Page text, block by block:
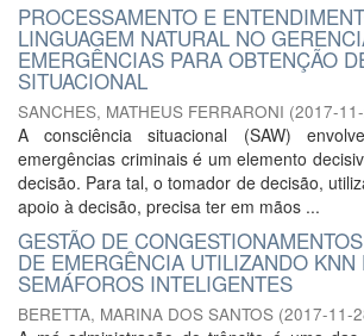
PROCESSAMENTO E
LINGUAGEM NATURAL NO
EMERGÊNCIAS PARA OBTENÇÃO
SITUACIONAL
SANCHES, MATHEUS FERRARONI (2017-
A consciência situacional (SAW)
emergências criminais é um elemento
decisão. Para tal, o tomador de decisão,
apoio à decisão, precisa ter em mãos ...
GESTÃO DE
DE EMERGÊNCIA UTILIZANDO KNN
SEMÁFOROS INTELIGENTES
BERETTA, MARINA DOS SANTOS (2017-11-